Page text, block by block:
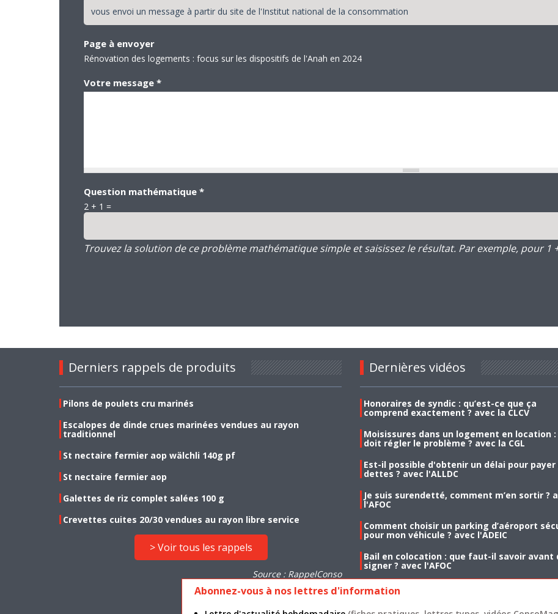
Page à envoyer
Rénovation des logements : focus sur les dispositifs de l'Anah en 2024
Votre message *
Question mathématique *
2 + 1 =
Trouvez la solution de ce problème mathématique simple et saisissez le résultat. Par exemple, pour 1
Derniers rappels de produits
Pilons de poulets cru marinés
Escalopes de dinde crues marinées vendues au rayon
traditionnel
St nectaire fermier aop wälchli 140g pf
St nectaire fermier aop
Galettes de riz complet salées 100 g
Crevettes cuites 20/30 vendues au rayon libre service
> Voir tous les rappels
Source : RappelConso
Dernières vidéos
Honoraires de syndic : qu’est-ce que ça
comprend exactement ? avec la CLCV
Moisissures dans un logement en location :
doit régler le problème ? avec la CGL
Est-il possible d'obtenir un délai pour payer
dettes ? avec l'ALLDC
Je suis surendetté, comment m’en sortir ?
l'AFOC
Comment choisir un parking d’aéroport
pour mon véhicule ? avec l'ADEIC
Bail en colocation : que faut-il savoir avant
signer ? avec l'AFOC
Abonnez-vous à nos lettres d'information